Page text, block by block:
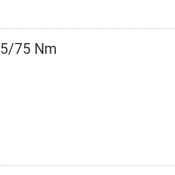
75 Nm